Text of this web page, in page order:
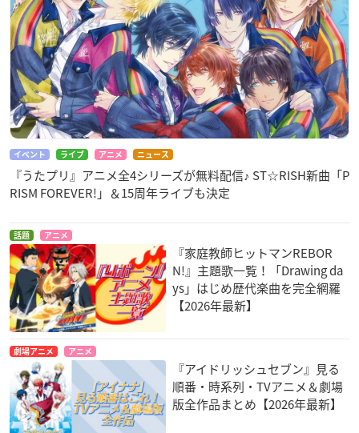
イベント ライブ アニメ ニュース
『うたプリ』アニメ全4シリーズが無料配信♪ ST☆RISH新曲「P
RISM FOREVER!」＆15周年ライブも決定
話題 アニメ
『家庭教師ヒットマンREBOR
N!』主題歌一覧！「Drawing da
ys」はじめ歴代楽曲を完全網羅
【2026年最新】
劇場アニメ アニメ
『アイドリッシュセブン』見る
順番・時系列・TVアニメ＆劇場
版全作品まとめ【2026年最新】